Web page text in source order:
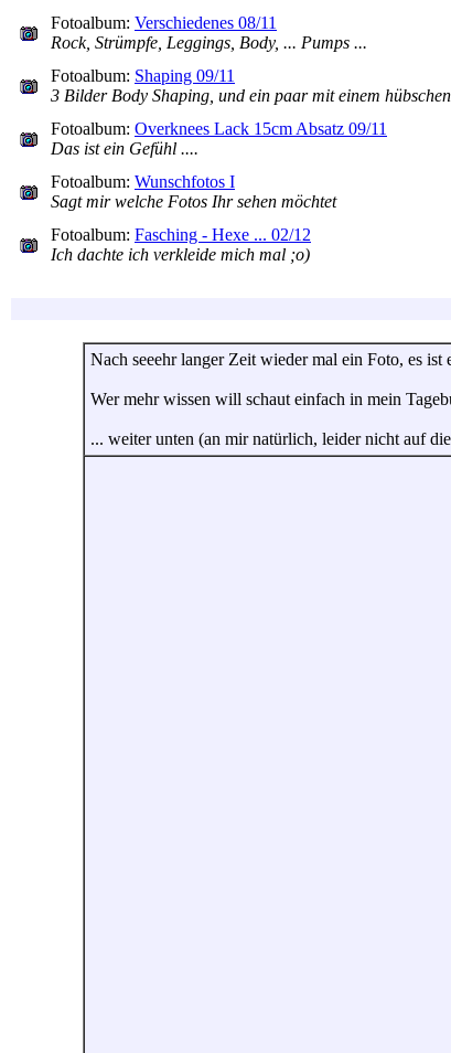
Fotoalbum: Verschiedenes 08/11
Rock, Strümpfe, Leggings, Body, ... Pumps ...
Fotoalbum: Shaping 09/11
3 Bilder Body Shaping, und ein paar mit einem
Fotoalbum: Overknees Lack 15cm Absatz 09/11
Das ist ein Gefühl ....
Fotoalbum: Wunschfotos I
Sagt mir welche Fotos Ihr sehen möchtet
Fotoalbum: Fasching - Hexe ... 02/12
Ich dachte ich verkleide mich mal ;o)
Nach seeehr langer Zeit wieder mal ein Foto, es
Wer mehr wissen will schaut einfach in mein
... weiter unten (an mir natürlich, leider nicht auf